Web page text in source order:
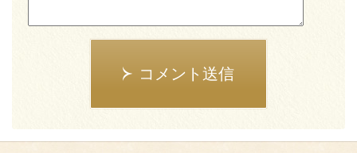
コメント送信